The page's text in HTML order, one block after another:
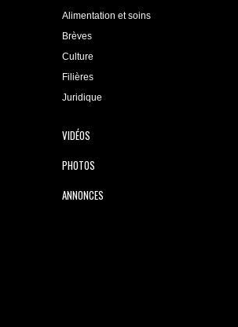
Alimentation et soins
Brèves
Culture
Filières
Juridique
VIDÉOS
PHOTOS
ANNONCES